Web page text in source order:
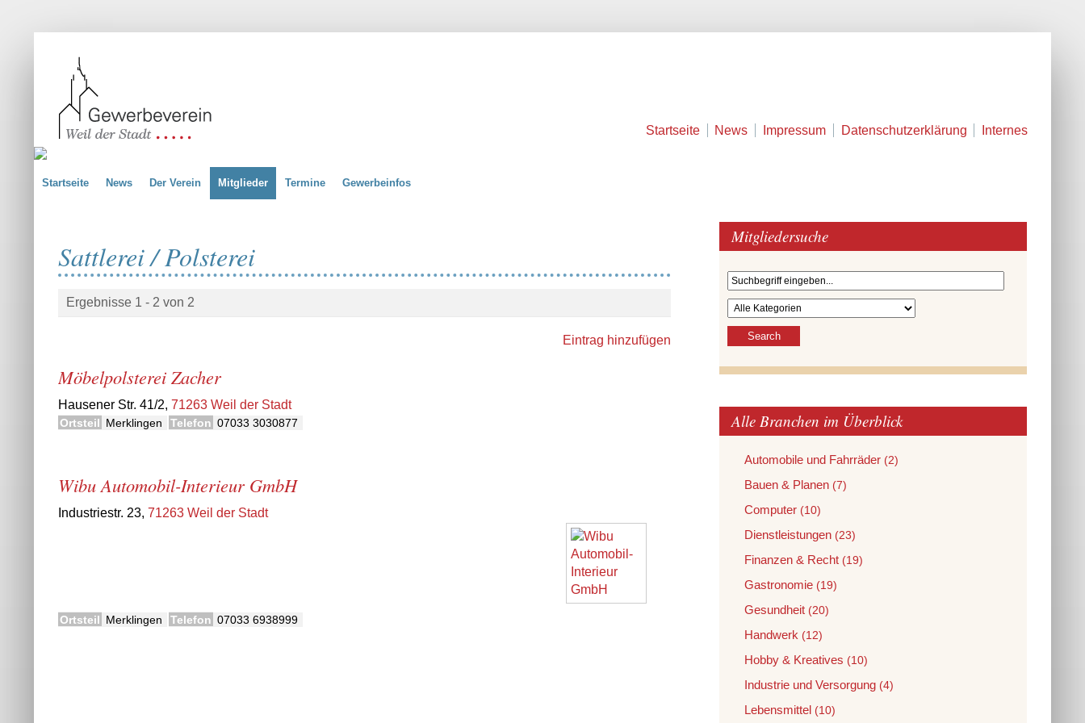
Startseite News Impressum Datenschutzerklärung Internes
Startseite News Der Verein Mitglieder Termine Gewerbeinfos
Sattlerei / Polsterei
Ergebnisse 1 - 2 von 2
Eintrag hinzufügen
Möbelpolsterei Zacher
Hausener Str. 41/2, 71263 Weil der Stadt
Ortsteil Merklingen Telefon 07033 3030877
Wibu Automobil-Interieur GmbH
Industriestr. 23, 71263 Weil der Stadt
Ortsteil Merklingen Telefon 07033 6938999
Mitgliedersuche
Alle Branchen im Überblick
Automobile und Fahrräder (2)
Bauen & Planen (7)
Computer (10)
Dienstleistungen (23)
Finanzen & Recht (19)
Gastronomie (19)
Gesundheit (20)
Handwerk (12)
Hobby & Kreatives (10)
Industrie und Versorgung (4)
Lebensmittel (10)